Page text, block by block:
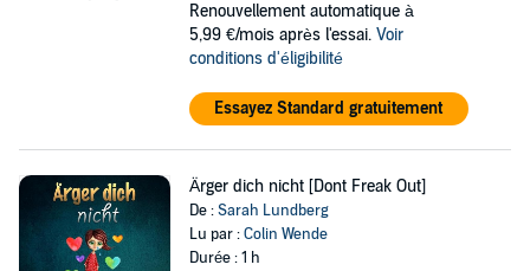
Renouvellement automatique à
5,99 €/mois après l'essai. Voir
conditions d'éligibilité
Essayez Standard gratuitement
Ärger dich nicht [Dont Freak Out]
De :Sarah Lundberg
Lu par :Colin Wende
Durée : 1 h